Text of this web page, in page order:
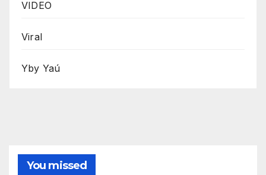
VIDEO
Viral
Yby Yaú
You missed